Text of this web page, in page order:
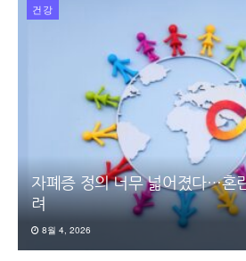
건강
자폐증 정의 너무 넓어졌다…혼
려
8월 4, 2026